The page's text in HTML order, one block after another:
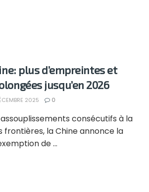
plus d’empreintes et
jusqu’en 2026
2025 0
consécutifs à la
frontières, la Chine annonce la
de ...